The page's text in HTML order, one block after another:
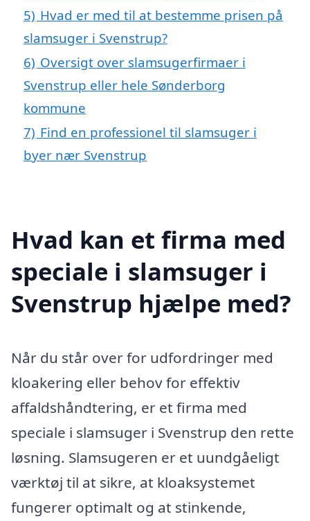
5) Hvad er med til at bestemme prisen på
slamsuger i Svenstrup?
6) Oversigt over slamsugerfirmaer i
Svenstrup eller hele Sønderborg
kommune
7) Find en professionel til slamsuger i
byer nær Svenstrup
Hvad kan et firma med
speciale i slamsuger i
Svenstrup hjælpe med?
Når du står over for udfordringer med
kloakering eller behov for effektiv
affaldshåndtering, er et firma med
speciale i slamsuger i Svenstrup den rette
løsning. Slamsugeren er et uundgåeligt
værktøj til at sikre, at kloaksystemet
fungerer optimalt og at stinkende,